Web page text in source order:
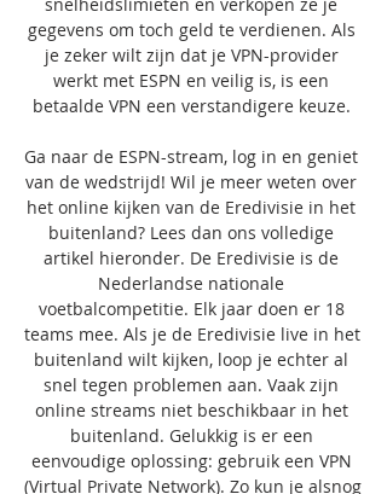
gegevens om toch geld te verdienen. Als
je zeker wilt zijn dat je VPN-provider
werkt met ESPN en veilig is, is een
betaalde VPN een verstandigere keuze.
Ga naar de ESPN-stream, log in en geniet
van de wedstrijd! Wil je meer weten over
het online kijken van de Eredivisie in het
buitenland? Lees dan ons volledige
artikel hieronder. De Eredivisie is de
Nederlandse nationale
voetbalcompetitie. Elk jaar doen er 18
teams mee. Als je de Eredivisie live in het
buitenland wilt kijken, loop je echter al
snel tegen problemen aan. Vaak zijn
online streams niet beschikbaar in het
buitenland. Gelukkig is er een
eenvoudige oplossing: gebruik een VPN
(Virtual Private Network). Zo kun je alsnog